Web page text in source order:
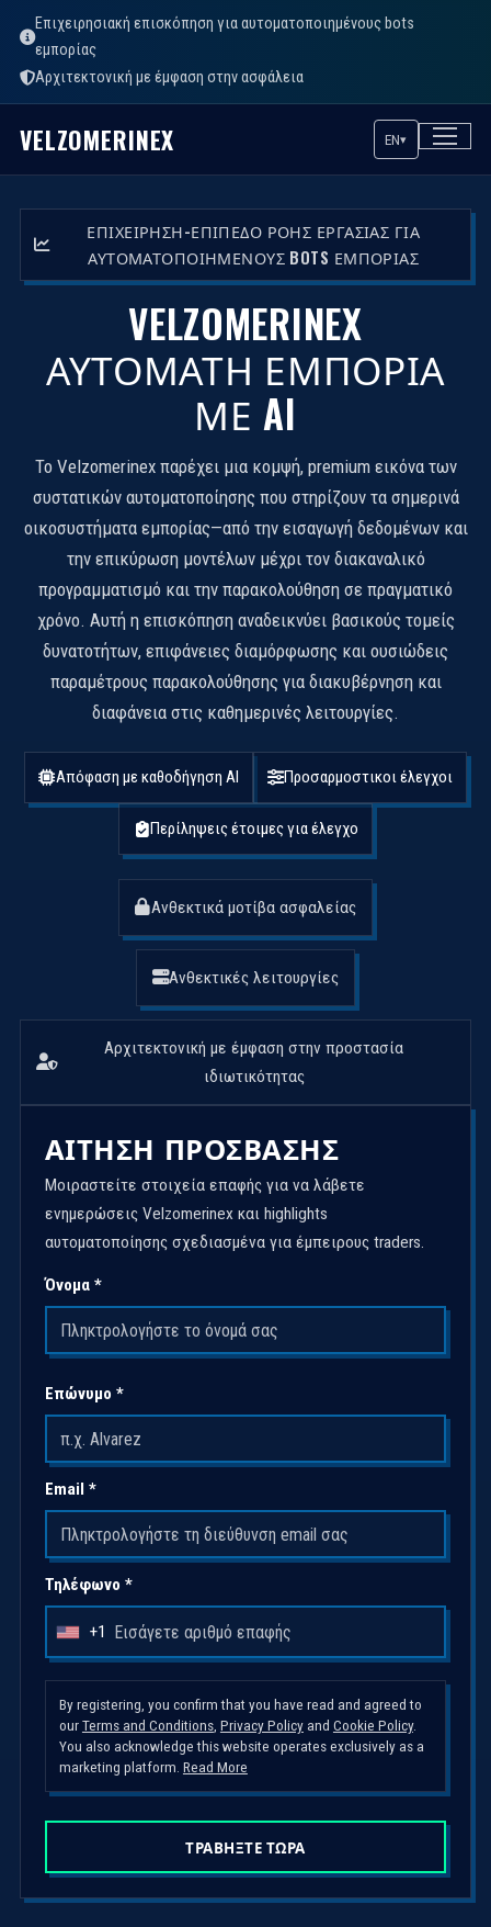
Επιχειρησιακή επισκόπηση για αυτοματοποιημένους bots
εμπορίας
Αρχιτεκτονική με έμφαση στην ασφάλεια
VELZOMERINEX EN▾
ΕΠΙΧΕΊΡΗΣΗ-ΕΠΊΠΕΔΟ ΡΟΉΣ ΕΡΓΑΣΊΑΣ ΓΙΑ
ΑΥΤΟΜΑΤΟΠΟΙΗΜΈΝΟΥΣ BOTS ΕΜΠΟΡΊΑΣ
VELZOMERINEX
ΑΥΤΌΜΑΤΗ ΕΜΠΟΡΊΑ
ΜΕ AI
Το Velzomerinex παρέχει μια κομψή, premium εικόνα των
συστατικών αυτοματοποίησης που στηρίζουν τα σημερινά
οικοσυστήματα εμπορίας—από την εισαγωγή δεδομένων και
την επικύρωση μοντέλων μέχρι τον διακαναλικό
προγραμματισμό και την παρακολούθηση σε πραγματικό
χρόνο. Αυτή η επισκόπηση αναδεικνύει βασικούς τομείς
δυνατοτήτων, επιφάνειες διαμόρφωσης και ουσιώδεις
παραμέτρους παρακολούθησης για διακυβέρνηση και
διαφάνεια στις καθημερινές λειτουργίες.
Απόφαση με καθοδήγηση AI Προσαρμοστικοι έλεγχοι
Περίληψεις έτοιμες για έλεγχο
Ανθεκτικά μοτίβα ασφαλείας
Ανθεκτικές λειτουργίες
Αρχιτεκτονική με έμφαση στην προστασία
ιδιωτικότητας
ΑΊΤΗΣΗ ΠΡΌΣΒΑΣΗΣ
Μοιραστείτε στοιχεία επαφής για να λάβετε
ενημερώσεις Velzomerinex και highlights
αυτοματοποίησης σχεδιασμένα για έμπειρους traders.
Όνομα *
Επώνυμο *
Email *
Τηλέφωνο *
U
n
i
t
e
a
t
+1
By registering, you confirm that you have read and agreed to
ourTerms and Conditions, Privacy Policyand Cookie Policy.
You also acknowledge this website operates exclusively as a
marketing platform. Read More
ΤΡΑΒΗΞΤΕ ΤΩΡΑ